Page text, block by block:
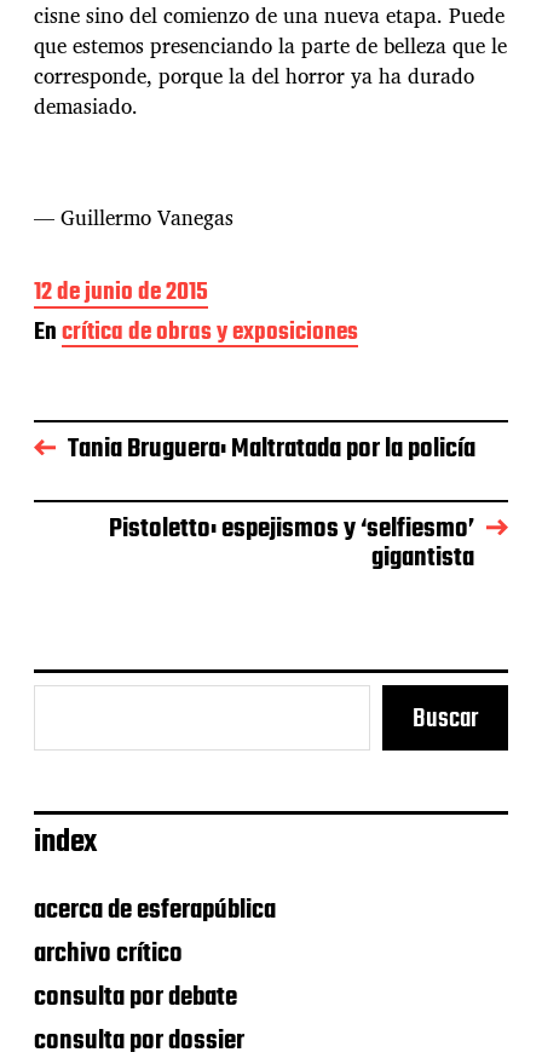
cisne sino del comienzo de una nueva etapa. Puede
que estemos presenciando la parte de belleza que le
corresponde, porque la del horror ya ha durado
demasiado.
— Guillermo Vanegas
F
e
c
d
e
l
e
12 de junio de 2015
Encrítica de obras y exposiciones
Tania Bruguera: Maltratada por la policía
Pistoletto: espejismos y ‘selfiesmo’
gigantista
Buscar
index
acerca de esferapública
archivo crítico
consulta por debate
consulta por dossier